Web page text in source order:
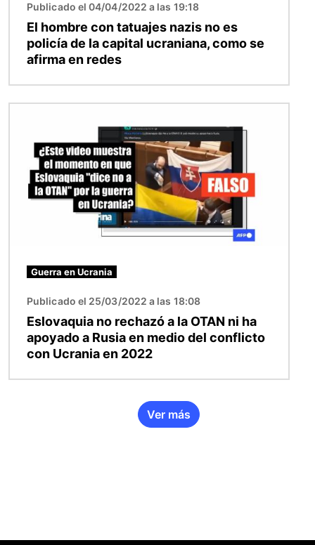
Publicado el 04/04/2022 a las 19:18
El hombre con tatuajes nazis no es
policía de la capital ucraniana, como se
afirma en redes
Guerra en Ucrania
Publicado el 25/03/2022 a las 18:08
Eslovaquia no rechazó a la OTAN ni ha
apoyado a Rusia en medio del conflicto
con Ucrania en 2022
Ver más